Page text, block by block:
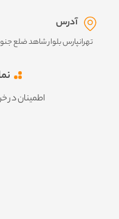
آدرس
تهرانپارس بلوار شاهد ضلع
اطمینان